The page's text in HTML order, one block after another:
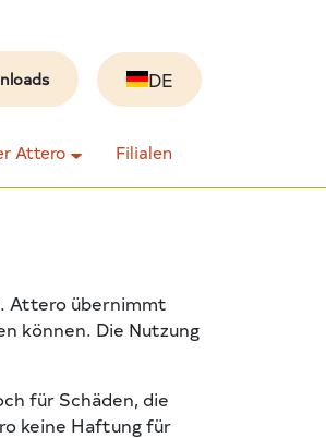
DE
Attero Filialen
Attero übernimmt
können. Die Nutzung
für Schäden, die
keine Haftung für